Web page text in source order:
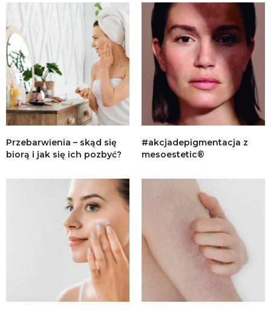
Przebarwienia – skąd się
biorą i jak się ich pozbyć?
#akcjadepigmentacja z
mesoestetic®